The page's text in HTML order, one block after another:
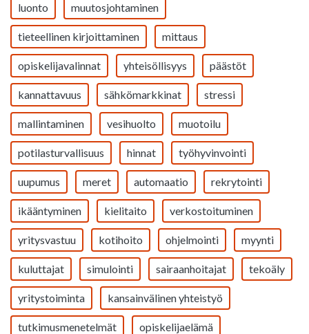
luonto muutosjohtaminen
tieteellinen kirjoittaminen mittaus
opiskelijavalinnat yhteisöllisyys päästöt
kannattavuus sähkömarkkinat stressi
mallintaminen vesihuolto muotoilu
potilasturvallisuus hinnat työhyvinvointi
uupumus meret automaatio rekrytointi
ikääntyminen kielitaito verkostoituminen
yritysvastuu kotihoito ohjelmointi myynti
kuluttajat simulointi sairaanhoitajat tekoäly
yritystoiminta kansainvälinen yhteistyö
tutkimusmenetelmät opiskelijaelämä